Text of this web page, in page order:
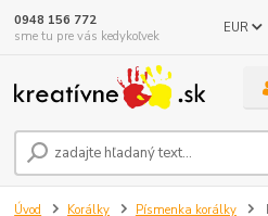
EUR
0948 156 772
sme tu pre vás kedykoľvek
Úvod Korálky Písmenka korálky